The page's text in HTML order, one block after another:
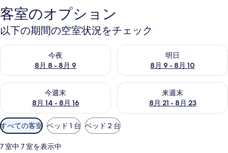
客室のオプション
以下の期間の空室状況をチェック
今夜
8月 8 - 8月 9
今夜 8月 8 - 8月 9 の空室状況をチェック
明日
8月 9 - 8月 10
明日 8月 9 - 8月 10 の空室状
今週末
8月 14 - 8月 16
今週末 8月 14 - 8月 16 の空室状況をチェック
来週末
8月 21 - 8月 23
来週末 8月 21 - 8月 23 の空室
利
用
可
すべての客室 ベッド 1 台 ベッド 2 台
7 室中 7 室を表示中